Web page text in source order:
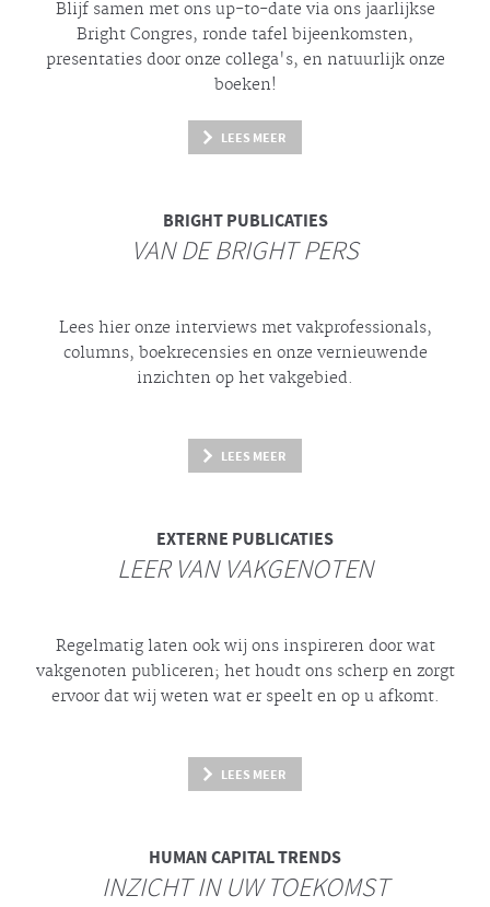
Blijf samen met ons up-to-date via ons jaarlijkse
Bright Congres, ronde tafel bijeenkomsten,
presentaties door onze collega's, en natuurlijk onze
boeken!
LEES MEER
BRIGHTPUBLICATIES
VAN DE BRIGHT PERS
Lees hier onze interviews met vakprofessionals,
columns, boekrecensies en onze vernieuwende
inzichten op het vakgebied.
LEES MEER
EXTERNE PUBLICATIES
LEER VAN VAKGENOTEN
Regelmatig laten ook wij ons inspireren door wat
vakgenoten publiceren; het houdt ons scherp en zorgt
ervoor dat wij weten wat er speelt en op u afkomt.
LEES MEER
HUMAN CAPITAL TRENDS
INZICHT IN UW TOEKOMST